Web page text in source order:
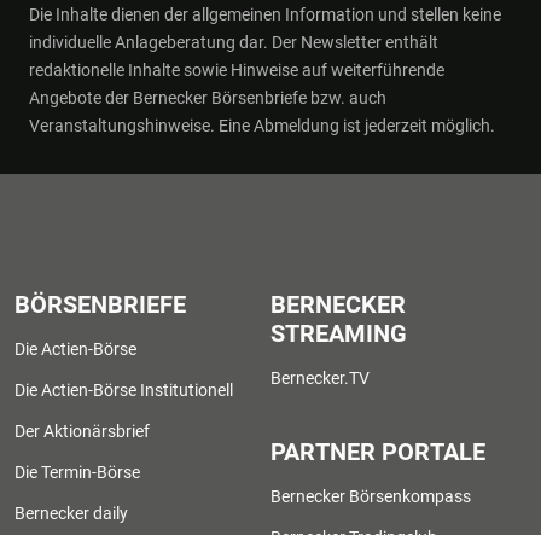
Die Inhalte dienen der allgemeinen Information und stellen keine
individuelle Anlageberatung dar. Der Newsletter enthält
redaktionelle Inhalte sowie Hinweise auf weiterführende
Angebote der Bernecker Börsenbriefe bzw. auch
Veranstaltungshinweise. Eine Abmeldung ist jederzeit möglich.
BÖRSENBRIEFE
Die Actien-Börse
Die Actien-Börse Institutionell
Der Aktionärsbrief
Die Termin-Börse
Bernecker daily
BERNECKER
STREAMING
Bernecker.TV
PARTNER PORTALE
Bernecker Börsenkompass